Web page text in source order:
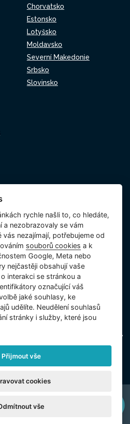
Chorvatsko
Estonsko
Lotyšsko
Moldavsko
Severní Makedonie
Srbsko
Slovinsko
údajů
cookie
Městského soudu v Praze, oddíl C,
s.r.o. Všechna
rychle našli to, co hledáte,
a nezobrazovaly se vám
vás nezajímají, potřebujeme od
souborů cookies a k
Google, Meta nebo
nejčastěji obsahují vaše
interakci se stránkou a
označující váš
jaké souhlasy, ke
udělíte. Neudělení souhlasů
stránky i služby, které jsou
Přijmout vše
cookies
vše